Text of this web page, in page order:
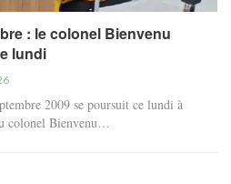
: le colonel Bienvenu
lundi
2009 se poursuit ce lundi à
colonel Bienvenu…